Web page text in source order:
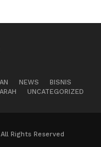
NEWS
BISNIS
UNCATEGORIZED
Rights Reserved